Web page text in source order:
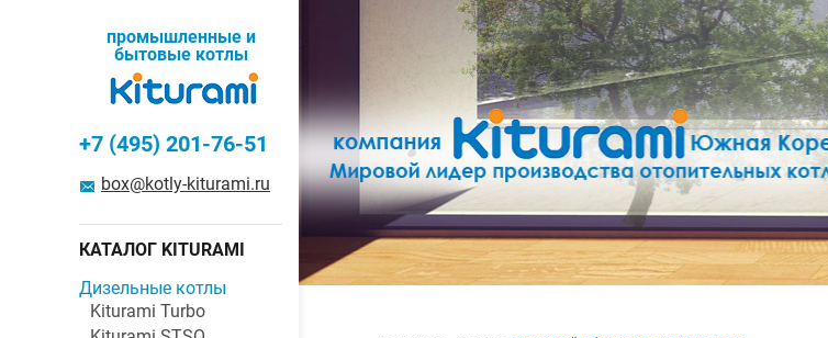
промышленные и
бытовые котлы
+7 (495) 201-76-51
box@kotly-kiturami.ru
КАТАЛОГ KITURAMI
Дизельные котлы
Kiturami Turbo